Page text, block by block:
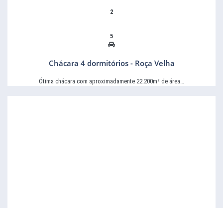
2
5
Chácara 4 dormitórios - Roça Velha
Ótima chácara com aproximadamente 22.200m² de área…